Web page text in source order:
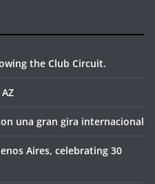
the Club Circuit.
una gran gira internacional
Aires, celebrating 30